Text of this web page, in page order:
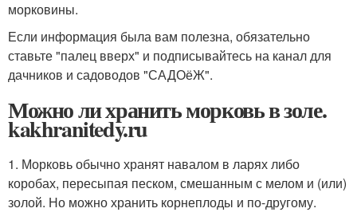
морковины.
Если информация была вам полезна, обязательно
ставьте "палец вверх" и подписывайтесь на канал для
дачников и садоводов "САДОёЖ".
Можно ли хранить морковь в золе.
kakhranitedy.ru
1. Морковь обычно хранят навалом в ларях либо
коробах, пересыпая песком, смешанным с мелом и (или)
золой. Но можно хранить корнеплоды и по-другому.